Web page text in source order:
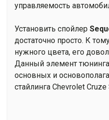
управляемость
Установить спойлер
достаточно просто. К
нужного цвета, его
Данный элемент
основных и
стайлинга Chevrolet Cruze